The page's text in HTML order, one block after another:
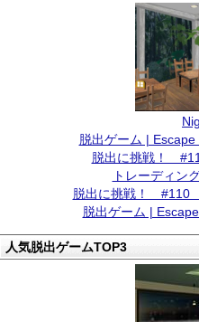
脱出ゲーム |
脱出に挑戦！
トレーディン
脱出に挑戦！ #110
脱出ゲーム |
人気脱出ゲームTOP3